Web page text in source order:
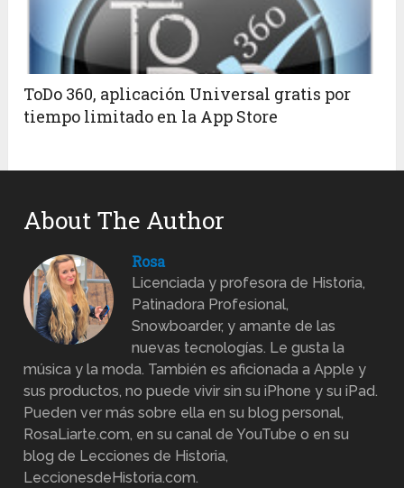
ToDo 360, aplicación Universal gratis por
tiempo limitado en la App Store
About The Author
Rosa
Licenciada y profesora de Historia,
Patinadora Profesional,
Snowboarder, y amante de las
nuevas tecnologías. Le gusta la
música y la moda. También es aficionada a Apple y
sus productos, no puede vivir sin su iPhone y su iPad.
Pueden ver más sobre ella en su blog personal,
RosaLiarte.com, en su canal de YouTube o en su
blog de Lecciones de Historia,
LeccionesdeHistoria.com.